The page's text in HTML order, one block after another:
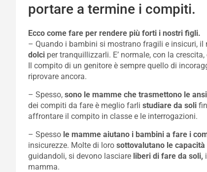
portare a termine i compiti.
Ecco come fare per rendere più forti i nostri figli.
– Quando i bambini si mostrano fragili e insicuri, il
dolci per tranquillizzarli. E’ normale, con la
Il compito di un genitore è sempre quello di
riprovare ancora.
– Spesso, sono le mamme che trasmettono le
dei compiti da fare è meglio farli studiare da soli
affrontare il compito in classe e le interrogazioni.
– Spesso le mamme aiutano i bambini a fare i
insicurezze. Molte di loro sottovalutano le
guidandoli, si devono lasciare liberi di fare da soli,
mamma.